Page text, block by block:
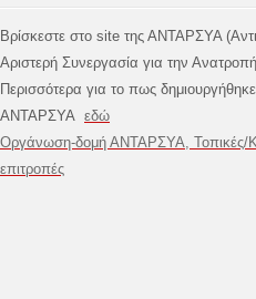
Βρίσκεστε στο site της ΑΝΤΑΡΣΥΑ
Αριστερή Συνεργασία για την
Περισσότερα για το πως
ΑΝΤΑΡΣΥΑ εδώ
Οργάνωση-δομή ΑΝΤΑΡΣΥΑ, Τοπικές/
επιτροπές